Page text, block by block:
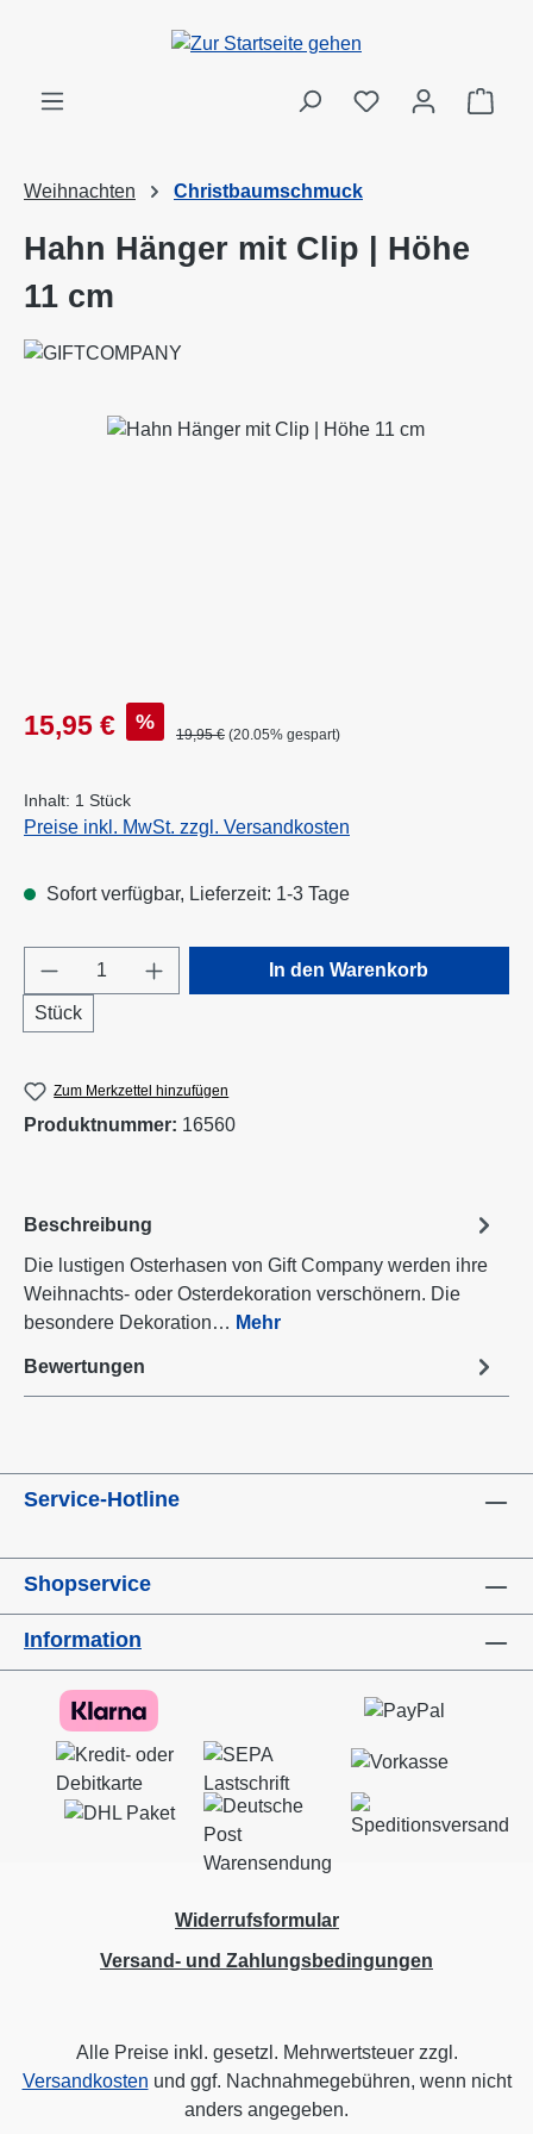
Zum Hauptinhalt springen
Weihnachten Christbaumschmuck
Hahn Hänger mit Clip | Höhe
11 cm
Bildergalerie überspringen
Verkaufspreis:
15,95 € % Regulärer Preis:
19,95 € (20.05% gespart)
Inhalt: 1 Stück
Preise inkl. MwSt. zzgl. Versandkosten
Sofort verfügbar, Lieferzeit: 1-3 Tage
Produkt Anzahl: Gib den gewünschten
Stück
In den Warenkorb
Zum Merkzettel hinzufügen
Produktnummer: 16560
Beschreibung
Die lustigen Osterhasen von Gift Company werden ihre
Weihnachts- oder Osterdekoration verschönern. Die
besondere Dekoration… Mehr
Bewertungen
Service-Hotline
Shopservice
Information
Widerrufsformular
Versand- und Zahlungsbedingungen
Alle Preise inkl. gesetzl. Mehrwertsteuer zzgl.
Versandkosten und ggf. Nachnahmegebühren, wenn nicht
anders angegeben.